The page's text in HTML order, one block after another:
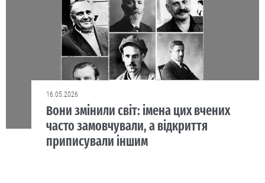
16.05.2026
Вони змінили світ: імена цих вчених
часто замовчували, а відкриття
приписували іншим